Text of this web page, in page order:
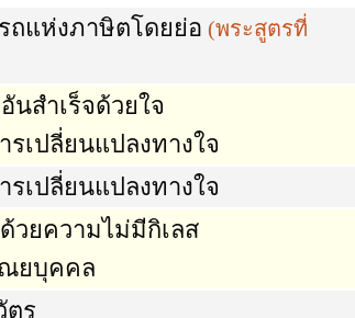
ถแห่งภาษิตโดยย่อ (พระสูตรที่
นสำเร็จด้วยใจ
รเปลี่ยนแปลงทางใจ
รเปลี่ยนแปลงทางใจ
วยความไม่มีกิเลส
ยบุคคล
ตร